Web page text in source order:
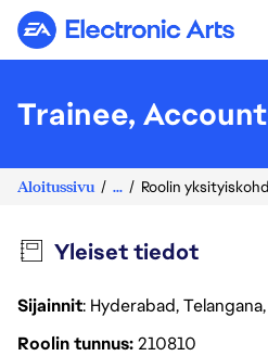
Electronic Arts
Trainee,
Aloitussivu ... Roolin
Yleiset tiedot
Sijainnit: Hyderabad,
Roolin tunnus210810